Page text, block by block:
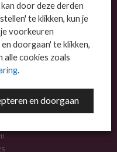
met MKB-focus.
door deze derden
te klikken, kun je
voorkeuren
doorgaan' te klikken,
alle cookies zoals
.
en doorgaan